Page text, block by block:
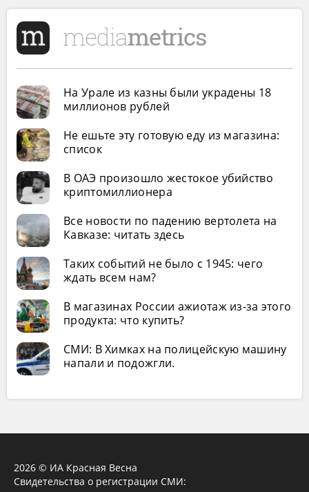
На Урале из казны были украдены 18
миллионов рублей
Не ешьте эту готовую еду из магазина:
список
В ОАЭ произошло жестокое убийство
криптомиллионера
Все новости по падению вертолета на
Кавказе: читать здесь
Таких событий не было с 1945: чего
ждать всем нам?
В магазинах России ажиотаж из-за этого
продукта: что купить?
СМИ: В Химках на полицейскую машину
напали и подожгли.
2026 © ИА Красная Весна
Свидетельства о регистрации СМИ: